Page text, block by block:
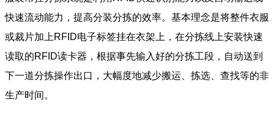
快速流动能力，提高分装分拣的效率。基本理念是将整件衣服
或裁片加上RFID电子标签挂在衣架上，在分拣线上安装快速
读取的RFID读卡器，根据事先输入好的分拣工段，自动送到
下一道分拣操作出口，大幅度地减少搬运、拣选、查找等的非
生产时间。